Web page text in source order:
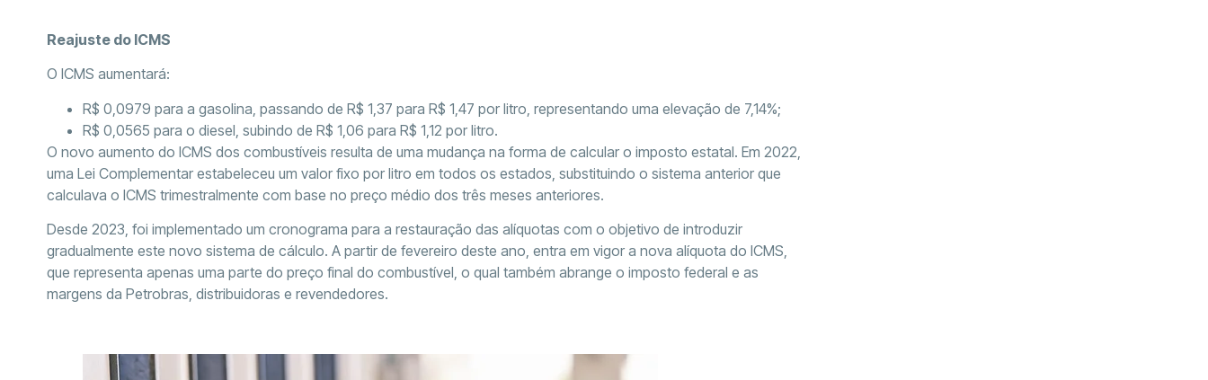
Reajuste do ICMS
O ICMS aumentará:
R$ 0,0979 para a gasolina, passando de R$ 1,37 para R$ 1,47 por litro, representando uma elevação de 7,14%;
R$ 0,0565 para o diesel, subindo de R$ 1,06 para R$ 1,12 por litro.
O novo aumento do ICMS dos combustíveis resulta de uma mudança na forma de calcular o imposto estatal. Em 2022,
uma Lei Complementar estabeleceu um valor fixo por litro em todos os estados, substituindo o sistema anterior que
calculava o ICMS trimestralmente com base no preço médio dos três meses anteriores.
Desde 2023, foi implementado um cronograma para a restauração das alíquotas com o objetivo de introduzir
gradualmente este novo sistema de cálculo. A partir de fevereiro deste ano, entra em vigor a nova alíquota do ICMS,
que representa apenas uma parte do preço final do combustível, o qual também abrange o imposto federal e as
margens da Petrobras, distribuidoras e revendedores.